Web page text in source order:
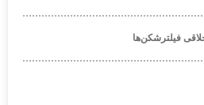
فیلترشکن‌ها